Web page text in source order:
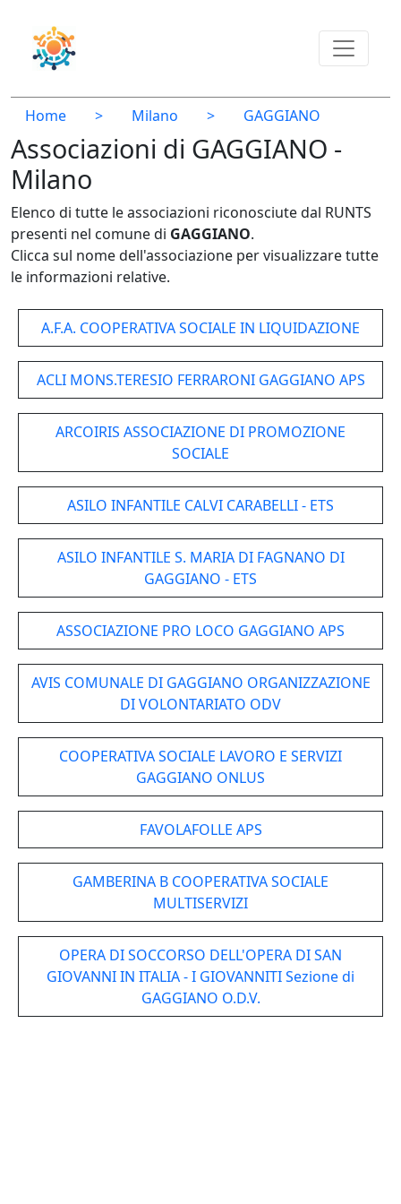
Home > Milano > GAGGIANO
Associazioni di GAGGIANO -
Milano
Elenco di tutte le associazioni riconosciute dal RUNTS
presenti nel comune di GAGGIANO.
Clicca sul nome dell'associazione per visualizzare tutte
le informazioni relative.
A.F.A. COOPERATIVA SOCIALE IN LIQUIDAZIONE
ACLI MONS.TERESIO FERRARONI GAGGIANO APS
ARCOIRIS ASSOCIAZIONE DI PROMOZIONE
SOCIALE
ASILO INFANTILE CALVI CARABELLI - ETS
ASILO INFANTILE S. MARIA DI FAGNANO DI
GAGGIANO - ETS
ASSOCIAZIONE PRO LOCO GAGGIANO APS
AVIS COMUNALE DI GAGGIANO ORGANIZZAZIONE
DI VOLONTARIATO ODV
COOPERATIVA SOCIALE LAVORO E SERVIZI
GAGGIANO ONLUS
FAVOLAFOLLE APS
GAMBERINA B COOPERATIVA SOCIALE
MULTISERVIZI
OPERA DI SOCCORSO DELL'OPERA DI SAN
GIOVANNI IN ITALIA - I GIOVANNITI Sezione di
GAGGIANO O.D.V.